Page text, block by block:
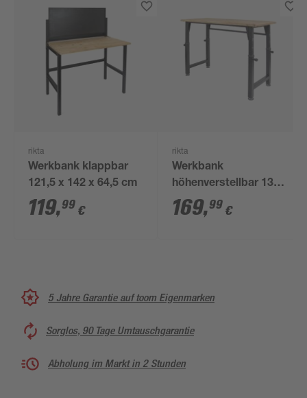
rikta
Werkbank klappbar
121,5 x 142 x 64,5 cm
119,99 €
rikta
Werkbank
höhenverstellbar 135
x 105 x 60 cm
169,99 €
5 Jahre Garantie auf toom Eigenmarken
Sorglos, 90 Tage Umtauschgarantie
Abholung im Markt in 2 Stunden